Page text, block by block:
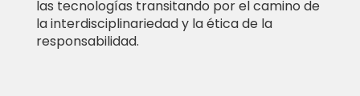
las tecnologías transitando por el camino de
la interdisciplinariedad y la ética de la
responsabilidad.